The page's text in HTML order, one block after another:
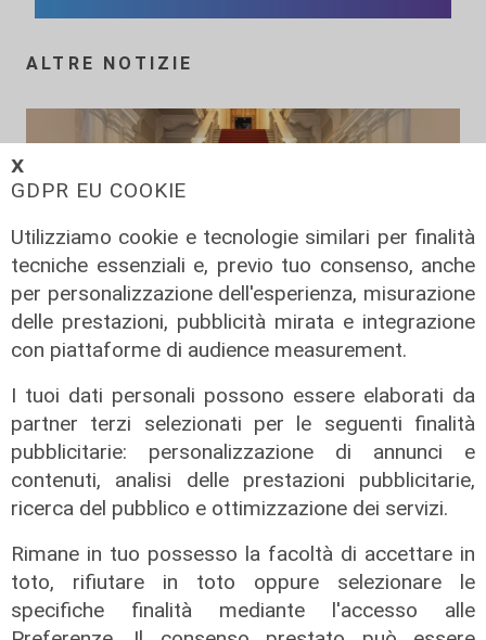
𝗫
GDPR EU COOKIE
Utilizziamo cookie e tecnologie similari per finalità
tecniche essenziali e, previo tuo consenso, anche
per personalizzazione dell'esperienza, misurazione
delle prestazioni, pubblicità mirata e integrazione
con piattaforme di audience measurement.
I tuoi dati personali possono essere elaborati da
partner terzi selezionati per le seguenti finalità
pubblicitarie: personalizzazione di annunci e
contenuti, analisi delle prestazioni pubblicitarie,
ricerca del pubblico e ottimizzazione dei servizi.
Rimane in tuo possesso la facoltà di accettare in
toto, rifiutare in toto oppure selezionare le
specifiche finalità mediante l'accesso alle
ALTRE NOTIZIE
Interporto di Vado, rinnovato il Cda:
Pierangelo Olivieri presidente
di Redazione